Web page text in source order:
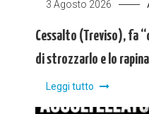
3 Agosto 2026
Cessalto (Treviso), fa
di strozzarlo e lo
Leggi tutto